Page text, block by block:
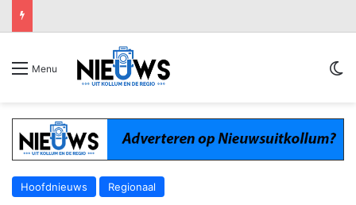
Menu
Hoofdnieuws Regionaal